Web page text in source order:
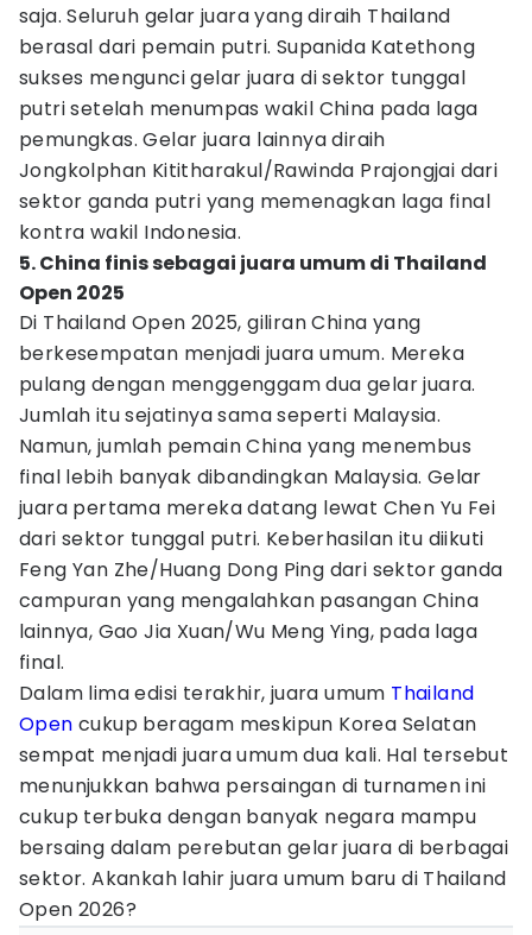
saja. Seluruh gelar juara yang diraih Thailand
berasal dari pemain putri. Supanida Katethong
sukses mengunci gelar juara di sektor tunggal
putri setelah menumpas wakil China pada laga
pemungkas. Gelar juara lainnya diraih
Jongkolphan Kititharakul/Rawinda Prajongjai dari
sektor ganda putri yang memenagkan laga final
kontra wakil Indonesia.
5. China finis sebagai juara umum di Thailand
Open 2025
Di Thailand Open 2025, giliran China yang
berkesempatan menjadi juara umum. Mereka
pulang dengan menggenggam dua gelar juara.
Jumlah itu sejatinya sama seperti Malaysia.
Namun, jumlah pemain China yang menembus
final lebih banyak dibandingkan Malaysia. Gelar
juara pertama mereka datang lewat Chen Yu Fei
dari sektor tunggal putri. Keberhasilan itu diikuti
Feng Yan Zhe/Huang Dong Ping dari sektor ganda
campuran yang mengalahkan pasangan China
lainnya, Gao Jia Xuan/Wu Meng Ying, pada laga
final.
Dalam lima edisi terakhir, juara umum Thailand
Open cukup beragam meskipun Korea Selatan
sempat menjadi juara umum dua kali. Hal tersebut
menunjukkan bahwa persaingan di turnamen ini
cukup terbuka dengan banyak negara mampu
bersaing dalam perebutan gelar juara di berbagai
sektor. Akankah lahir juara umum baru di Thailand
Open 2026?